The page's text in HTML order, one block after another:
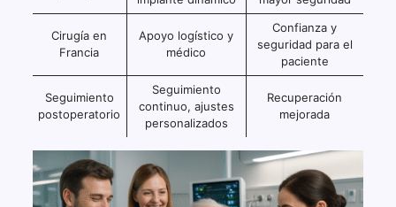
Cirugía en
Francia
Apoyo logístico y
médico
Confianza y
seguridad para el
paciente
Seguimiento
postoperatorio
Seguimiento
continuo, ajustes
personalizados
Recuperación
mejorada